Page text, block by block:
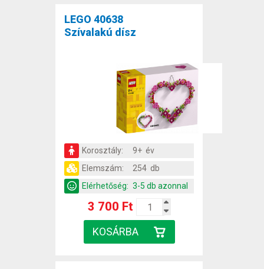
LEGO 40638
Szívalakú dísz
Korosztály:
9+ év
Elemszám:
254 db
Elérhetőség: 3-5 db azonnal
3 700 Ft